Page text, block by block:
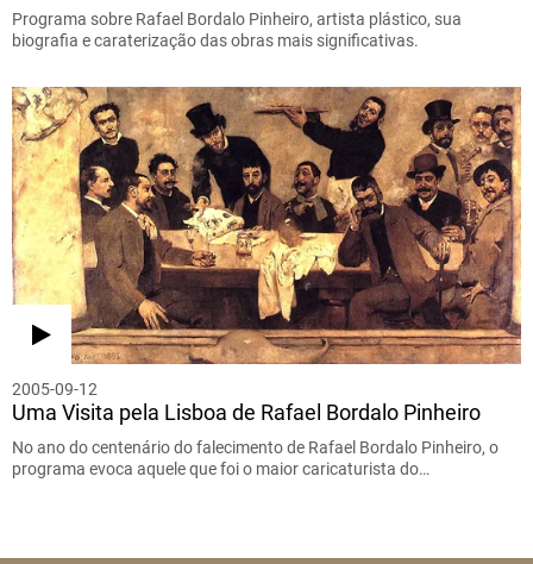
Programa sobre Rafael Bordalo Pinheiro, artista plástico, sua
biografia e caraterização das obras mais significativas.
2005-09-12
Uma Visita pela Lisboa de Rafael Bordalo Pinheiro
No ano do centenário do falecimento de Rafael Bordalo Pinheiro, o
programa evoca aquele que foi o maior caricaturista do…